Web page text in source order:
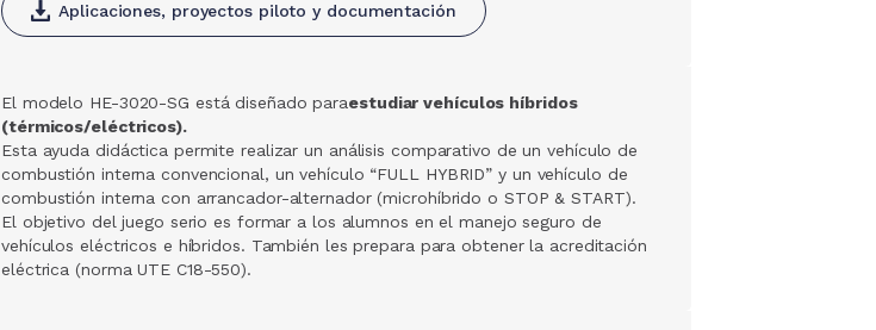
Aplicaciones, proyectos piloto y documentación
El modelo HE-3020-SG está diseñado paraestudiar vehículos híbridos
(térmicos/eléctricos).
Esta ayuda didáctica permite realizar un análisis comparativo de un vehículo de
combustión interna convencional, un vehículo “FULL HYBRID” y un vehículo de
combustión interna con arrancador-alternador (microhíbrido o STOP & START).
El objetivo del juego serio es formar a los alumnos en el manejo seguro de
vehículos eléctricos e híbridos. También les prepara para obtener la acreditación
eléctrica (norma UTE C18-550).